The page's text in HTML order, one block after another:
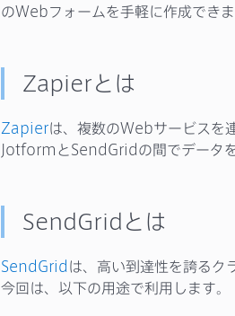
のWebフォームを手軽に作成できま
Zapierとは
Zapierは、複数のWebサービスを
JotformとSendGridの間でデータ
SendGridとは
SendGridは、高い到達性を誇るク
今回は、以下の用途で利用します。